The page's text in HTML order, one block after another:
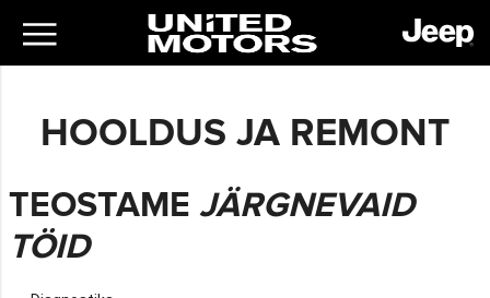
HOOLDUS JA REMONT
TEOSTAME JÄRGNEVAID
TÖID